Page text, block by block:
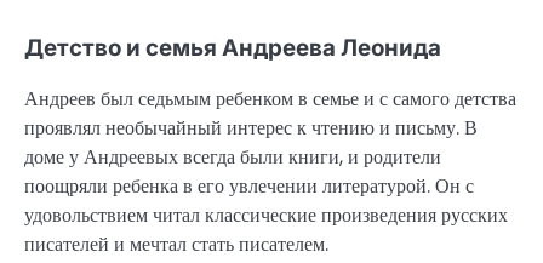
Детство и семья Андреева Леонида
Андреев был седьмым ребенком в семье и с самого детства
проявлял необычайный интерес к чтению и письму. В
доме у Андреевых всегда были книги, и родители
поощряли ребенка в его увлечении литературой. Он с
удовольствием читал классические произведения русских
писателей и мечтал стать писателем.